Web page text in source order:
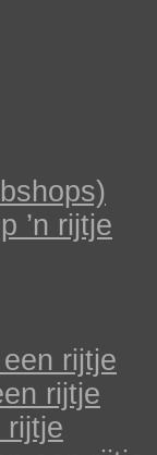
’n rijtje
rijtje
rijtje
rijtje